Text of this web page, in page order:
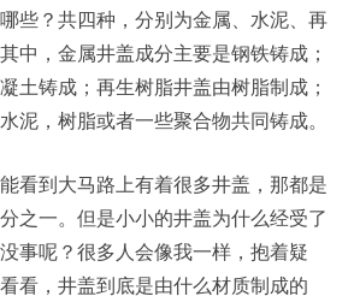
些？共四种，分别为金属、水泥、再
中，金属井盖成分主要是钢铁铸成；
土铸成；再生树脂井盖由树脂制成；
泥，树脂或者一些聚合物共同铸成。
看到大马路上有着很多井盖，那都是
之一。但是小小的井盖为什么经受了
事呢？很多人会像我一样，抱着疑
看，井盖到底是由什么材质制成的